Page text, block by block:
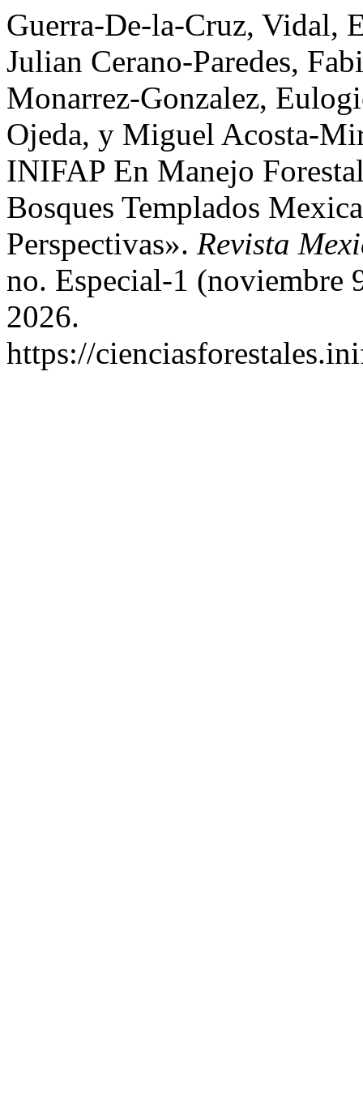
Guerra-De-la-Cruz, Vidal,
Julian Cerano-Paredes,
Monarrez-Gonzalez,
Ojeda, y Miguel Acosta-
INIFAP En Manejo
Bosques Templados
Perspectivas». Revista
no. Especial-1 (noviembre
2026.
https://